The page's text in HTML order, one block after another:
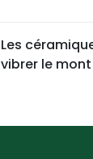
Les
vibrer le mont